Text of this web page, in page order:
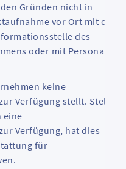
Gründen nicht in
vor Ort mit der
des
oder mit Personal
keine
Verfügung stellt. Stellt
eine
Verfügung, hat dies
für